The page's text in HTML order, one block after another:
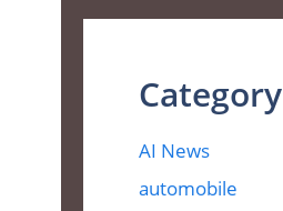
Category
AI News
automobile